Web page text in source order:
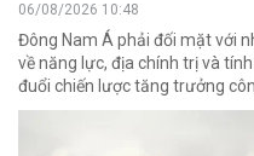
06/08/2026 10:48
Đông Nam Á phải đối mặt với
về năng lực, địa chính trị và
đuổi chiến lược tăng trưởng